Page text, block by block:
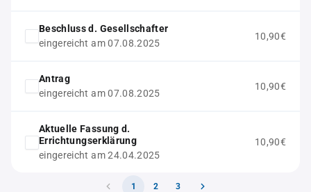
Beschluss d. Gesellschafter
eingereicht am 07.08.2025
10,90€
Antrag
eingereicht am 07.08.2025
10,90€
Aktuelle Fassung d.
Errichtungserklärung
eingereicht am 24.04.2025
10,90€
1 2 3